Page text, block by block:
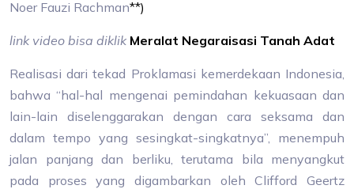
Noer Fauzi Rachman**)
link video bisa diklik Meralat Negaraisasi Tanah Adat
Realisasi dari tekad Proklamasi kemerdekaan Indonesia,
bahwa “hal-hal mengenai pemindahan kekuasaan dan
lain-lain diselenggarakan dengan cara seksama dan
dalam tempo yang sesingkat-singkatnya”, menempuh
jalan panjang dan berliku, terutama bila menyangkut
pada proses yang digambarkan oleh Clifford Geertz